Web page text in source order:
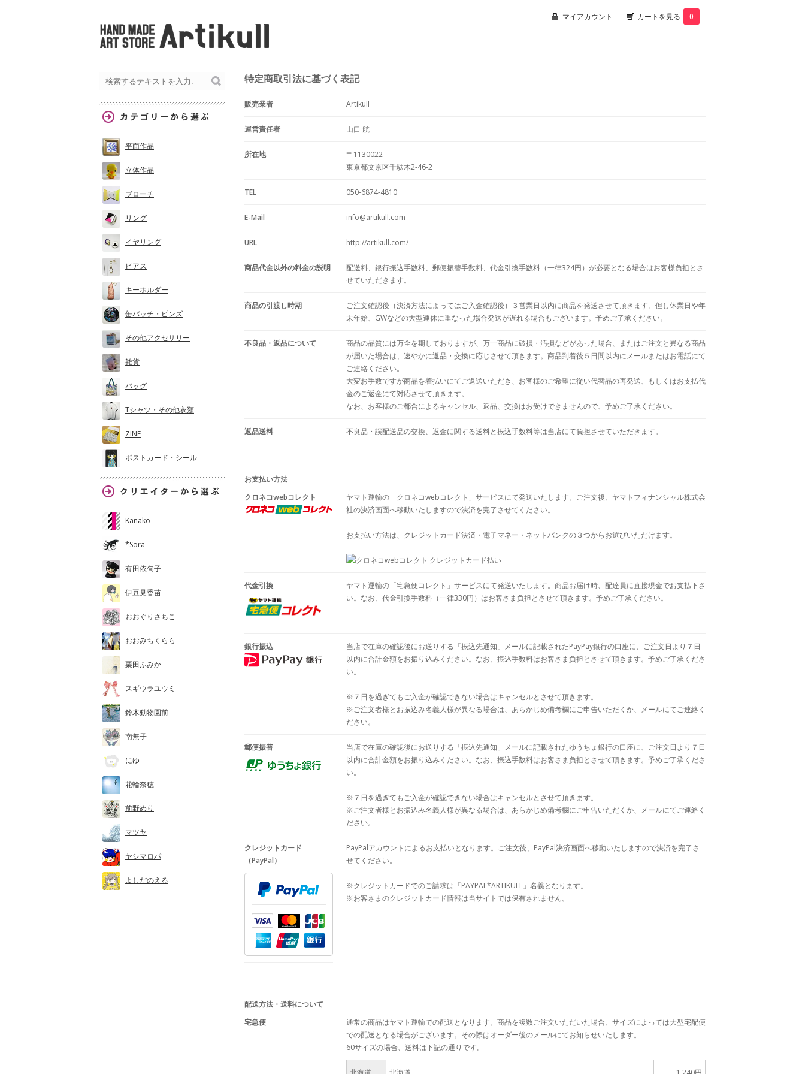
マイアカウント カートを見る 0
特定商取引法に基づく表記
販売業者 Artikull
運営責任者 山口 航
所在地
〒1130022
東京都文京区千駄木2-46-2
TEL 050-6874-4810
E-Mail info@artikull.com
URL http://artikull.com/
商品代金以外の料金の説明
配送料、銀行振込手数料、郵便振替手数料、代金引換手数料（一律324円）が必要となる場合はお客様負担とさ
せていただきます。
商品の引渡し時期
ご注文確認後（決済方法によってはご入金確認後）３営業日以内に商品を発送させて頂きます。但し休業日や年
末年始、GWなどの大型連休に重なった場合発送が遅れる場合もございます。予めご了承ください。
不良品・返品について
商品の品質には万全を期しておりますが、万一商品に破損・汚損などがあった場合、またはご注文と異なる商品
が届いた場合は、速やかに返品・交換に応じさせて頂きます。商品到着後５日間以内にメールまたはお電話にて
ご連絡ください。
大変お手数ですが商品を着払いにてご返送いただき、お客様のご希望に従い代替品の再発送、もしくはお支払代
金のご返金にて対応させて頂きます。
なお、お客様のご都合によるキャンセル、返品、交換はお受けできませんので、予めご了承ください。
返品送料 不良品・誤配送品の交換、返金に関する送料と振込手数料等は当店にて負担させていただきます。
お支払い方法
クロネコwebコレクト
ヤマト運輸の「クロネコwebコレクト」サービスにて発送いたします。ご注文後、ヤマトフィナンシャル株式会
社の決済画面へ移動いたしますので決済を完了させてください。
お支払い方法は、クレジットカード決済・電子マネー・ネットバンクの３つからお選びいただけます。
代金引換
ヤマト運輸の「宅急便コレクト」サービスにて発送いたします。商品お届け時、配達員に直接現金でお支払下さ
い。なお、代金引換手数料（一律330円）はお客さま負担とさせて頂きます。予めご了承ください。
銀行振込
当店で在庫の確認後にお送りする「振込先通知」メールに記載されたPayPay銀行の口座に、ご注文日より７日
以内に合計金額をお振り込みください。なお、振込手数料はお客さま負担とさせて頂きます。予めご了承くださ
い。
※７日を過ぎてもご入金が確認できない場合はキャンセルとさせて頂きます。
※ご注文者様とお振込み名義人様が異なる場合は、あらかじめ備考欄にご申告いただくか、メールにてご連絡く
ださい。
郵便振替
当店で在庫の確認後にお送りする「振込先通知」メールに記載されたゆうちょ銀行の口座に、ご注文日より７日
以内に合計金額をお振り込みください。なお、振込手数料はお客さま負担とさせて頂きます。予めご了承くださ
い。
※７日を過ぎてもご入金が確認できない場合はキャンセルとさせて頂きます。
※ご注文者様とお振込み名義人様が異なる場合は、あらかじめ備考欄にご申告いただくか、メールにてご連絡く
ださい。
クレジットカード
（PayPal）
PayPalアカウントによるお支払いとなります。ご注文後、PayPal決済画面へ移動いたしますので決済を完了さ
せてください。
※クレジットカードでのご請求は「PAYPAL*ARTIKULL」名義となります。
※お客さまのクレジットカード情報は当サイトでは保有されません。
配送方法・送料について
宅急便
通常の商品はヤマト運輸での配送となります。商品を複数ご注文いただいた場合、サイズによっては大型宅配便
での配送となる場合がございます。その際はオーダー後のメールにてお知らせいたします。
60サイズの場合、送料は下記の通りです。
平面作品
立体作品
ブローチ
リング
イヤリング
ピアス
キーホルダー
缶バッチ・ピンズ
その他アクセサリー
雑貨
バッグ
Tシャツ・その他衣類
ZINE
ポストカード・シール
Kanako
*Sora
有田依句子
伊豆見香苗
おおぐりさちこ
おおみちくらら
栗田ふみか
スギウラユウミ
鈴木動物園前
南無子
にゆ
花輪奈穂
前野めり
マツヤ
ヤシマロパ
よしだのえる